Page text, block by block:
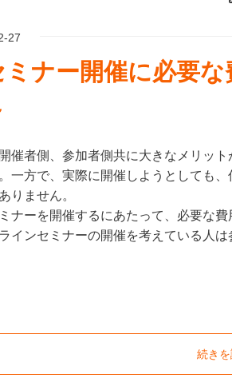
27
ナー開催に必要
催者側、参加者側共に大きなメリッ
一方で、実際に開催しようとしても、
りません。
ナーを開催するにあたって、必要な
インセミナーの開催を考えている人は
続き